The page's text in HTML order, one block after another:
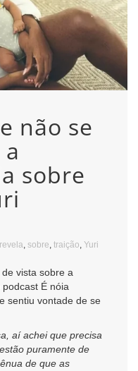
não se
sobre
revela sobre traição Yuri
vista sobre a
É nóia
sentiu vontade de se
aí achei que precisa
puramente de
de que as